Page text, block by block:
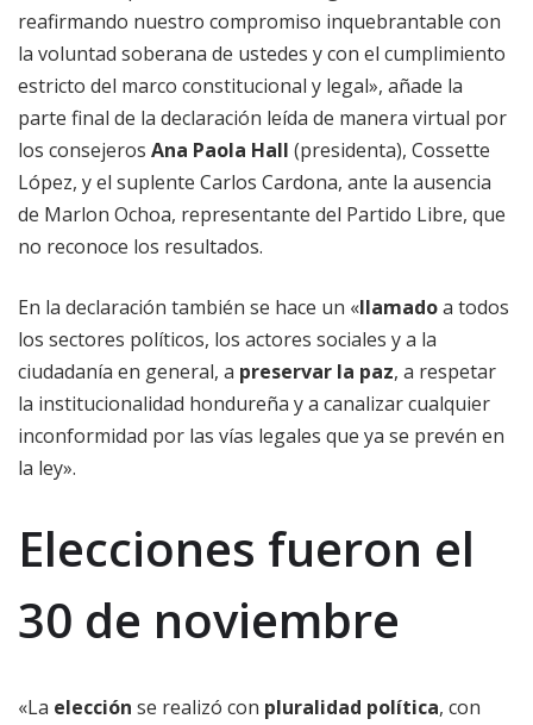
reafirmando nuestro compromiso inquebrantable con
la voluntad soberana de ustedes y con el cumplimiento
estricto del marco constitucional y legal», añade la
parte final de la declaración leída de manera virtual por
los consejeros Ana Paola Hall (presidenta), Cossette
López, y el suplente Carlos Cardona, ante la ausencia
de Marlon Ochoa, representante del Partido Libre, que
no reconoce los resultados.
En la declaración también se hace un «llamadoa todos
los sectores políticos, los actores sociales y a la
ciudadanía en general, a preservar la paz, a respetar
la institucionalidad hondureña y a canalizar cualquier
inconformidad por las vías legales que ya se prevén en
la ley».
Elecciones fueron el
30 de noviembre
«La elección se realizó con pluralidad política, con